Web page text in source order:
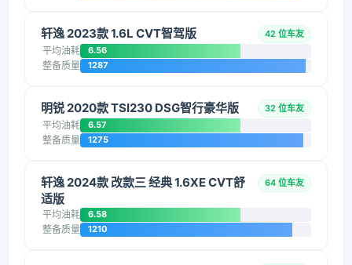
轩逸 2023款 1.6L CVT智驾版 42 位车友
平均油耗 6.56
整备质量 1287
明锐 2020款 TSI230 DSG智行豪华版 32 位车友
平均油耗 6.57
整备质量 1275
轩逸 2024款 改款三 经典 1.6XE CVT舒
适版
64 位车友
平均油耗 6.58
整备质量 1210